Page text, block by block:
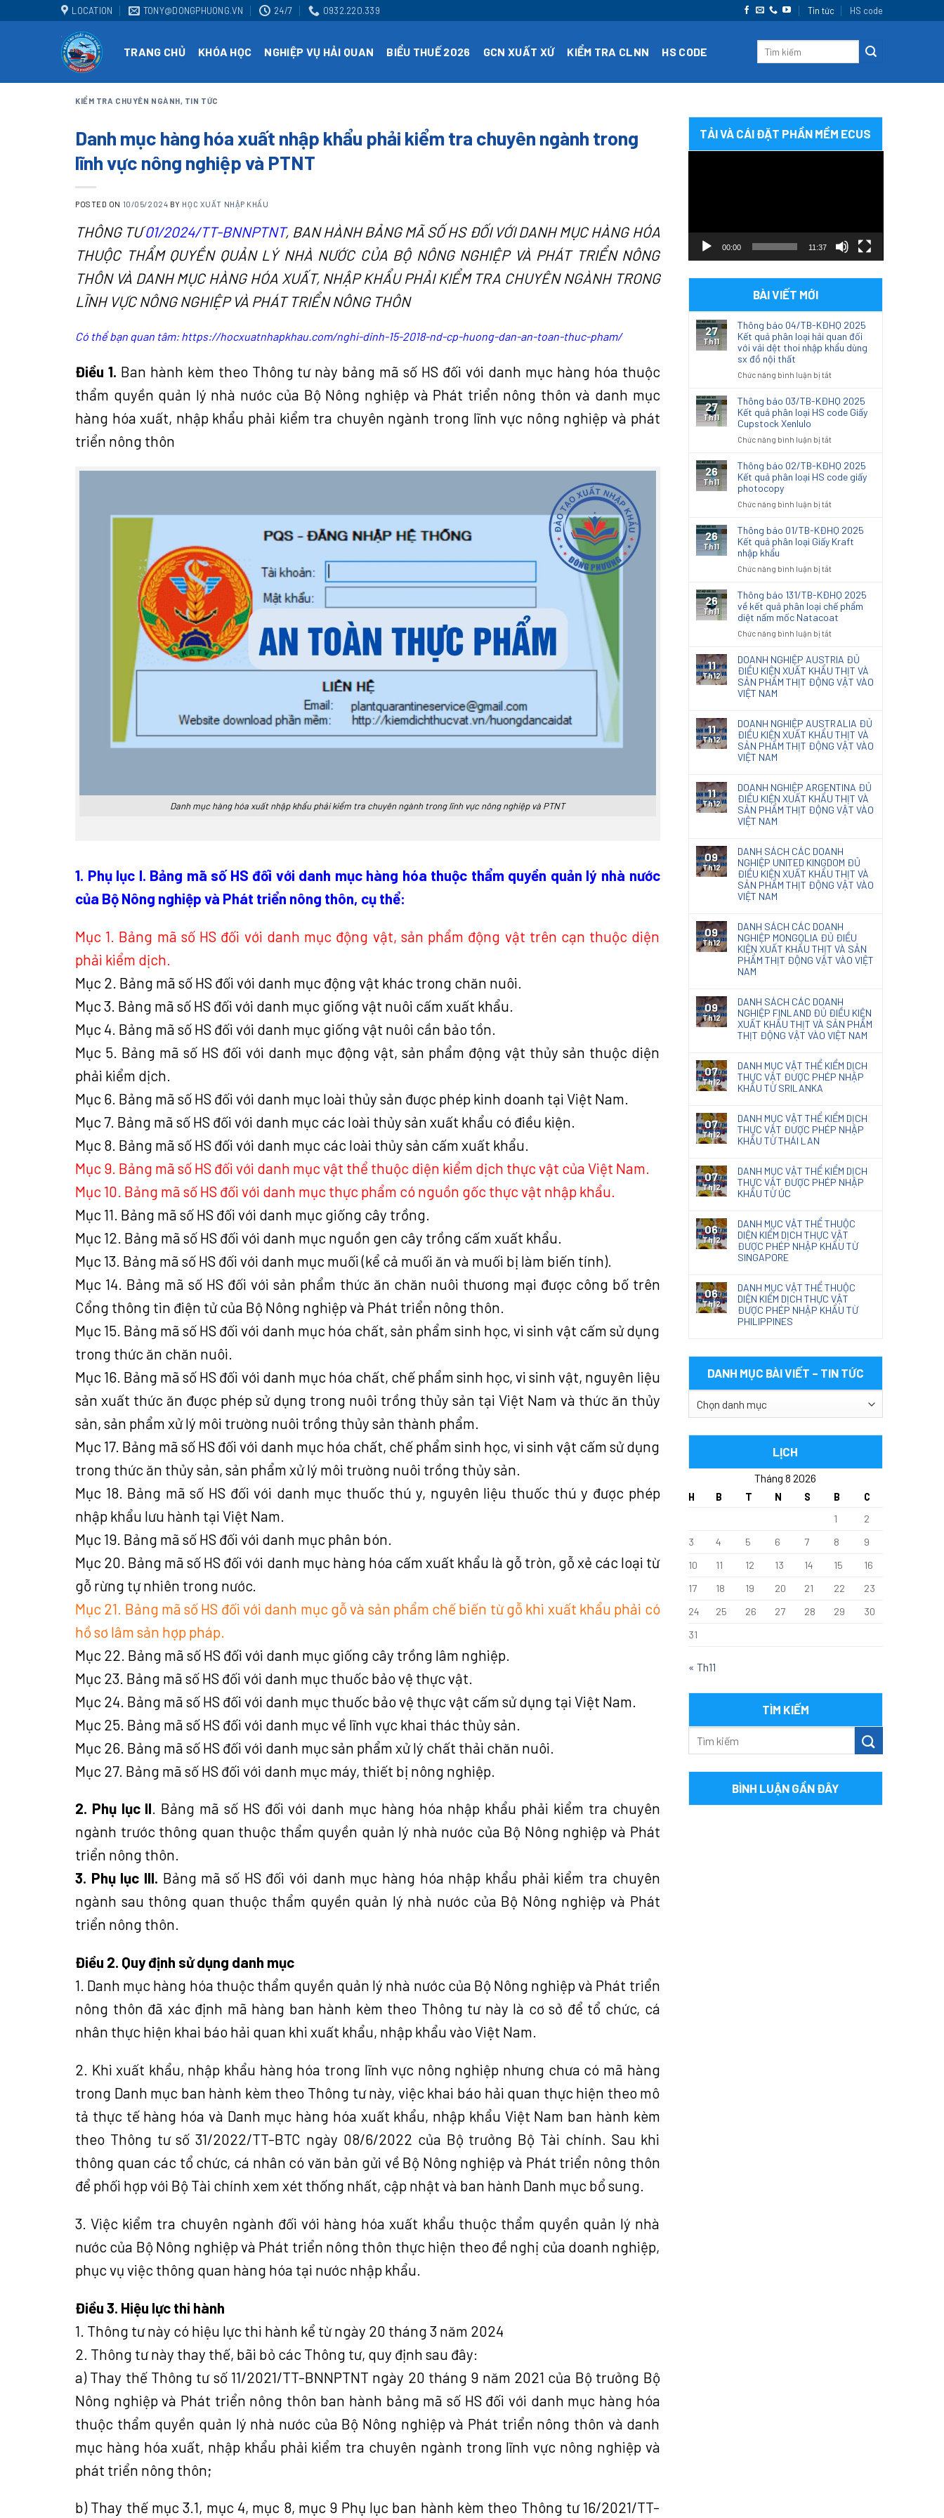
to
LOCATION TONY@DONGPHUONG.VN 24/7 0932.220.339 Tin tức HS code
TRANG CHỦ KHÓA HỌC NGHIỆP VỤ HẢI QUAN BIỂU THUẾ 2026 GCN XUẤT XỨ KIỂM TRA CLNN HS CODE
KIỂM TRA CHUYÊN NGÀNH, TIN TỨC
Danh mục hàng hóa xuất nhập khẩu phải kiểm tra chuyên ngành trong
lĩnh vực nông nghiệp và PTNT
POSTED ON 10/05/2024 BY HỌC XUẤT NHẬP KHẨU
THÔNG TƯ01/2024/TT-BNNPTNT, BAN HÀNH BẢNG MÃ SỐ HS ĐỐI VỚI DANH MỤC HÀNG HÓA
THUỘC THẨM QUYỀN QUẢN LÝ NHÀ NƯỚC CỦA BỘ NÔNG NGHIỆP VÀ PHÁT TRIỂN NÔNG
THÔN VÀ DANH MỤC HÀNG HÓA XUẤT, NHẬP KHẨU PHẢI KIỂM TRA CHUYÊN NGÀNH TRONG
LĨNH VỰC NÔNG NGHIỆP VÀ PHÁT TRIỂN NÔNG THÔN
Có thể bạn quan tâm: https://hocxuatnhapkhau.com/nghi-dinh-15-2018-nd-cp-huong-dan-an-toan-thuc-pham/
Điều 1. Ban hành kèm theo Thông tư này bảng mã số HS đối với danh mục hàng hóa thuộc
thẩm quyền quản lý nhà nước của Bộ Nông nghiệp và Phát triển nông thôn và danh mục
hàng hóa xuất, nhập khẩu phải kiểm tra chuyên ngành trong lĩnh vực nông nghiệp và phát
triển nông thôn
Danh mục hàng hóa xuất nhập khẩu phải kiểm tra chuyên ngành trong lĩnh vực nông nghiệp và PTNT
1. Phụ lục I. Bảng mã số HS đối với danh mục hàng hóa thuộc thẩm quyền quản lý nhà nước
của Bộ Nông nghiệp và Phát triển nông thôn, cụ thể:
Mục 1. Bảng mã số HS đối với danh mục động vật, sản phẩm động vật trên cạn thuộc diện
phải kiểm dịch.
Mục 2. Bảng mã số HS đối với danh mục động vật khác trong chăn nuôi.
Mục 3. Bảng mã số HS đối với danh mục giống vật nuôi cấm xuất khẩu.
Mục 4. Bảng mã số HS đối với danh mục giống vật nuôi cần bảo tồn.
Mục 5. Bảng mã số HS đối với danh mục động vật, sản phẩm động vật thủy sản thuộc diện
phải kiểm dịch.
Mục 6. Bảng mã số HS đối với danh mục loài thủy sản được phép kinh doanh tại Việt Nam.
Mục 7. Bảng mã số HS đối với danh mục các loài thủy sản xuất khẩu có điều kiện.
Mục 8. Bảng mã số HS đối với danh mục các loài thủy sản cấm xuất khẩu.
Mục 9. Bảng mã số HS đối với danh mục vật thể thuộc diện kiểm dịch thực vật của Việt Nam.
Mục 10. Bảng mã số HS đối với danh mục thực phẩm có nguồn gốc thực vật nhập khẩu.
Mục 11. Bảng mã số HS đối với danh mục giống cây trồng.
Mục 12. Bảng mã số HS đối với danh mục nguồn gen cây trồng cấm xuất khẩu.
Mục 13. Bảng mã số HS đối với danh mục muối (kể cả muối ăn và muối bị làm biến tính).
Mục 14. Bảng mã số HS đối với sản phẩm thức ăn chăn nuôi thương mại được công bố trên
Cổng thông tin điện tử của Bộ Nông nghiệp và Phát triển nông thôn.
Mục 15. Bảng mã số HS đối với danh mục hóa chất, sản phẩm sinh học, vi sinh vật cấm sử dụng
trong thức ăn chăn nuôi.
Mục 16. Bảng mã số HS đối với danh mục hóa chất, chế phẩm sinh học, vi sinh vật, nguyên liệu
sản xuất thức ăn được phép sử dụng trong nuôi trồng thủy sản tại Việt Nam và thức ăn thủy
sản, sản phẩm xử lý môi trường nuôi trồng thủy sản thành phẩm.
Mục 17. Bảng mã số HS đối với danh mục hóa chất, chế phẩm sinh học, vi sinh vật cấm sử dụng
trong thức ăn thủy sản, sản phẩm xử lý môi trường nuôi trồng thủy sản.
Mục 18. Bảng mã số HS đối với danh mục thuốc thú y, nguyên liệu thuốc thú y được phép
nhập khẩu lưu hành tại Việt Nam.
Mục 19. Bảng mã số HS đối với danh mục phân bón.
Mục 20. Bảng mã số HS đối với danh mục hàng hóa cấm xuất khẩu là gỗ tròn, gỗ xẻ các loại từ
gỗ rừng tự nhiên trong nước.
Mục 21. Bảng mã số HS đối với danh mục gỗ và sản phẩm chế biến từ gỗ khi xuất khẩu phải có
hồ sơ lâm sản hợp pháp.
Mục 22. Bảng mã số HS đối với danh mục giống cây trồng lâm nghiệp.
Mục 23. Bảng mã số HS đối với danh mục thuốc bảo vệ thực vật.
Mục 24. Bảng mã số HS đối với danh mục thuốc bảo vệ thực vật cấm sử dụng tại Việt Nam.
Mục 25. Bảng mã số HS đối với danh mục về lĩnh vực khai thác thủy sản.
Mục 26. Bảng mã số HS đối với danh mục sản phẩm xử lý chất thải chăn nuôi.
Mục 27. Bảng mã số HS đối với danh mục máy, thiết bị nông nghiệp.
2. Phụ lục II. Bảng mã số HS đối với danh mục hàng hóa nhập khẩu phải kiểm tra chuyên
ngành trước thông quan thuộc thẩm quyền quản lý nhà nước của Bộ Nông nghiệp và Phát
triển nông thôn.
3. Phụ lục III. Bảng mã số HS đối với danh mục hàng hóa nhập khẩu phải kiểm tra chuyên
ngành sau thông quan thuộc thẩm quyền quản lý nhà nước của Bộ Nông nghiệp và Phát
triển nông thôn.
Điều 2. Quy định sử dụng danh mục
1. Danh mục hàng hóa thuộc thẩm quyền quản lý nhà nước của Bộ Nông nghiệp và Phát triển
nông thôn đã xác định mã hàng ban hành kèm theo Thông tư này là cơ sở để tổ chức, cá
nhân thực hiện khai báo hải quan khi xuất khẩu, nhập khẩu vào Việt Nam.
2. Khi xuất khẩu, nhập khẩu hàng hóa trong lĩnh vực nông nghiệp nhưng chưa có mã hàng
trong Danh mục ban hành kèm theo Thông tư này, việc khai báo hải quan thực hiện theo mô
tả thực tế hàng hóa và Danh mục hàng hóa xuất khẩu, nhập khẩu Việt Nam ban hành kèm
theo Thông tư số 31/2022/TT-BTC ngày 08/6/2022 của Bộ trưởng Bộ Tài chính. Sau khi
thông quan các tổ chức, cá nhân có văn bản gửi về Bộ Nông nghiệp và Phát triển nông thôn
để phối hợp với Bộ Tài chính xem xét thống nhất, cập nhật và ban hành Danh mục bổ sung.
3. Việc kiểm tra chuyên ngành đối với hàng hóa xuất khẩu thuộc thẩm quyền quản lý nhà
nước của Bộ Nông nghiệp và Phát triển nông thôn thực hiện theo đề nghị của doanh nghiệp,
phục vụ việc thông quan hàng hóa tại nước nhập khẩu.
Điều 3. Hiệu lực thi hành
1. Thông tư này có hiệu lực thi hành kể từ ngày 20 tháng 3 năm 2024
2. Thông tư này thay thế, bãi bỏ các Thông tư, quy định sau đây:
a) Thay thế Thông tư số 11/2021/TT-BNNPTNT ngày 20 tháng 9 năm 2021 của Bộ trưởng Bộ
Nông nghiệp và Phát triển nông thôn ban hành bảng mã số HS đối với danh mục hàng hóa
thuộc thẩm quyền quản lý nhà nước của Bộ Nông nghiệp và Phát triển nông thôn và danh
mục hàng hóa xuất, nhập khẩu phải kiểm tra chuyên ngành trong lĩnh vực nông nghiệp và
phát triển nông thôn;
b) Thay thế mục 3.1, mục 4, mục 8, mục 9 Phụ lục ban hành kèm theo Thông tư 16/2021/TT-
TẢI VÀ CÁI ĐẶT PHẦN MỀM ECUS
00:00 11:37
BÀI VIẾT MỚI
27
Th11
Thông báo 04/TB-KĐHQ 2025
Kết quả phân loại hải quan đối
với vải dệt thoi nhập khẩu dùng
sx đồ nội thất
Chức năng bình luận bị tắtở
báo
04/TB-
phân
loại
quan
với
vải
dùng
sx
nội
27
Th11
Thông báo 03/TB-KĐHQ 2025
Kết quả phân loại HS code Giấy
Cupstock Xenlulo
Chức năng bình luận bị tắtở
báo
03/TB-
phân
loại
code
Cupstock
Xenlulo
26
Th11
Thông báo 02/TB-KĐHQ 2025
Kết quả phân loại HS code giấy
photocopy
Chức năng bình luận bị tắtở
báo
02/TB-
phân
loại
HS
code
photocopy
26
Th11
Thông báo 01/TB-KĐHQ 2025
Kết quả phân loại Giấy Kraft
nhập khẩu
Chức năng bình luận bị tắtở
báo
01/TB-
KĐHQ
phân
loại
Giấy
khẩu
26
Th11
Thông báo 131/TB-KĐHQ 2025
về kết quả phân loại chế phẩm
diệt nấm mốc Natacoat
Chức năng bình luận bị tắtở
báo
131/TB-
KĐHQ
quả
phân
loại
diệt
nấm
mốc
11
Th12
DOANH NGHIỆP AUSTRIA ĐỦ
ĐIỀU KIỆN XUẤT KHẨU THỊT VÀ
SẢN PHẨM THỊT ĐỘNG VẬT VÀO
VIỆT NAM
11
Th12
DOANH NGHIỆP AUSTRALIA ĐỦ
ĐIỀU KIỆN XUẤT KHẨU THỊT VÀ
SẢN PHẨM THỊT ĐỘNG VẬT VÀO
VIỆT NAM
11
Th12
DOANH NGHIỆP ARGENTINA ĐỦ
ĐIỀU KIỆN XUẤT KHẨU THỊT VÀ
SẢN PHẨM THỊT ĐỘNG VẬT VÀO
VIỆT NAM
09
Th12
DANH SÁCH CÁC DOANH
NGHIỆP UNITED KINGDOM ĐỦ
ĐIỀU KIỆN XUẤT KHẨU THỊT VÀ
SẢN PHẨM THỊT ĐỘNG VẬT VÀO
VIỆT NAM
09
Th12
DANH SÁCH CÁC DOANH
NGHIỆP MONGOLIA ĐỦ ĐIỀU
KIỆN XUẤT KHẨU THỊT VÀ SẢN
PHẨM THỊT ĐỘNG VẬT VÀO VIỆT
NAM
09
Th12
DANH SÁCH CÁC DOANH
NGHIỆP FINLAND ĐỦ ĐIỀU KIỆN
XUẤT KHẨU THỊT VÀ SẢN PHẨM
THỊT ĐỘNG VẬT VÀO VIỆT NAM
07
Th12
DANH MỤC VẬT THỂ KIỂM DỊCH
THỰC VẬT ĐƯỢC PHÉP NHẬP
KHẨU TỪ SRILANKA
07
Th12
DANH MỤC VẬT THỂ KIỂM DỊCH
THỰC VẬT ĐƯỢC PHÉP NHẬP
KHẨU TỪ THÁI LAN
07
Th12
DANH MỤC VẬT THỂ KIỂM DỊCH
THỰC VẬT ĐƯỢC PHÉP NHẬP
KHẨU TỪ ÚC
06
Th12
DANH MỤC VẬT THỂ THUỘC
DIỆN KIỂM DỊCH THỰC VẬT
ĐƯỢC PHÉP NHẬP KHẨU TỪ
SINGAPORE
06
Th12
DANH MỤC VẬT THỂ THUỘC
DIỆN KIỂM DỊCH THỰC VẬT
ĐƯỢC PHÉP NHẬP KHẨU TỪ
PHILIPPINES
DANH MỤC BÀI VIẾT – TIN TỨC
TỨC
LỊCH
Tháng 8 2026
H B T N S B
C
1
2
3
4 5 6 7 8
9
10
11 12 13 14 15
16
17
18 19 20 21 22
23
24
25 26 27 28 29
30
31
« Th11
TÌM KIẾM
BÌNH LUẬN GẦN ĐÂY